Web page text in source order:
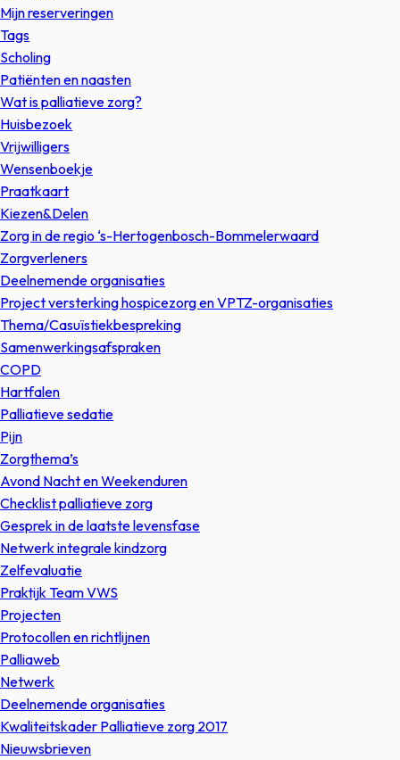
Mijn reserveringen
Tags
Scholing
Patiënten en naasten
Wat is palliatieve zorg?
Huisbezoek
Vrijwilligers
Wensenboekje
Praatkaart
Kiezen&Delen
Zorg in de regio ‘s-Hertogenbosch-Bommelerwaard
Zorgverleners
Deelnemende organisaties
Project versterking hospicezorg en VPTZ-organisaties
Thema/Casuïstiekbespreking
Samenwerkingsafspraken
COPD
Hartfalen
Palliatieve sedatie
Pijn
Zorgthema’s
Avond Nacht en Weekenduren
Checklist palliatieve zorg
Gesprek in de laatste levensfase
Netwerk integrale kindzorg
Zelfevaluatie
Praktijk Team VWS
Projecten
Protocollen en richtlijnen
Palliaweb
Netwerk
Deelnemende organisaties
Kwaliteitskader Palliatieve zorg 2017
Nieuwsbrieven